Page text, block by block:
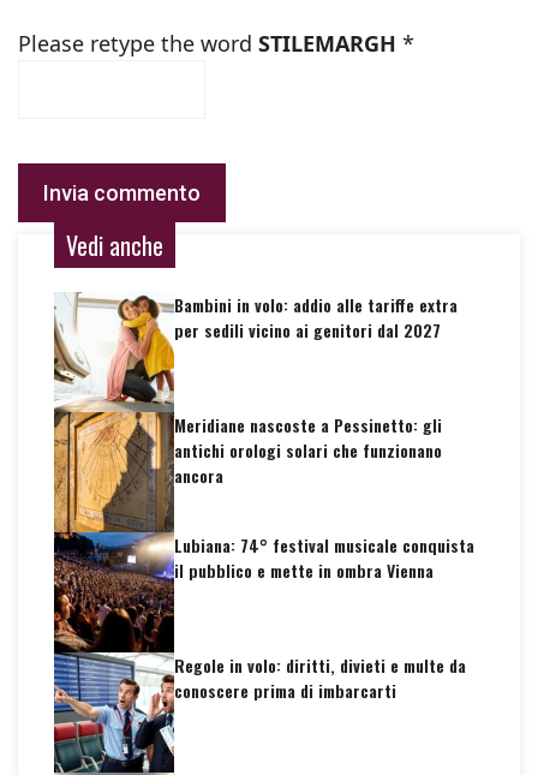
Please retype the word STILEMARGH *
Vedi anche
Bambini in volo: addio alle tariffe extra
per sedili vicino ai genitori dal 2027
Meridiane nascoste a Pessinetto: gli
antichi orologi solari che funzionano
ancora
Lubiana: 74° festival musicale conquista
il pubblico e mette in ombra Vienna
Regole in volo: diritti, divieti e multe da
conoscere prima di imbarcarti